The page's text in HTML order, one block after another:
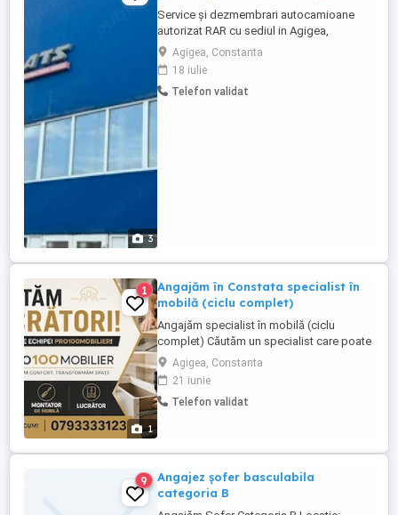
3
Service și dezmembrari autocamioane
autorizat RAR cu sediul in Agigea,
angajam mecanic, ajutor mecanic și
tinichigiu, experiența constituie un avantaj.
Se oferă condiții decente, carte de munca,
zile libere, concediu de odihna, pachet
Agigea, Constanta
18 iulie
Telefon validat
1
1
Angajăm în Constata specialist în
mobilă (ciclu complet)
Angajăm specialist în mobilă (ciclu
complet) Căutăm un specialist care poate
gestiona comanda de la început până la
final: Comunicare cu clientul și măsurători
Proiectarea mobilierului Comandarea și
ridicarea materialelor Debitarea și
Agigea, Constanta
21 iunie
Telefon validat
9
Angajez șofer basculabila
categoria B